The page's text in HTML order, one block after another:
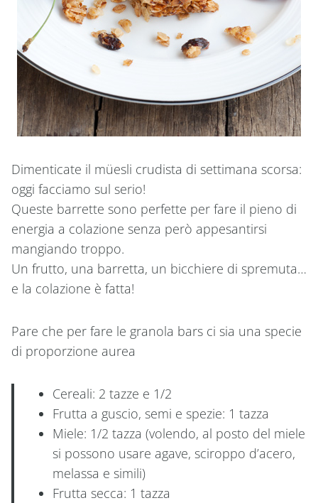
Dimenticate il müesli crudista di settimana scorsa:
oggi facciamo sul serio!
Queste barrette sono perfette per fare il pieno di
energia a colazione senza però appesantirsi
mangiando troppo.
Un frutto, una barretta, un bicchiere di spremuta…
e la colazione è fatta!
Pare che per fare le granola bars ci sia una specie
di proporzione aurea
Cereali: 2 tazze e 1/2
Frutta a guscio, semi e spezie: 1 tazza
Miele: 1/2 tazza (volendo, al posto del miele
si possono usare agave, sciroppo d’acero,
melassa e simili)
Frutta secca: 1 tazza